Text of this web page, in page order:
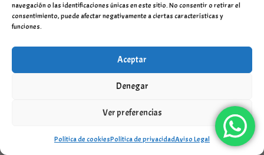
navegación o las identificaciones únicas en este sitio. No consentir o retirar el
consentimiento, puede afectar negativamente a ciertas características y
funciones.
Aceptar
Denegar
Ver preferencias
Política de cookiesPolítica de privacidadAviso Legal
Pantalón Chandal Jogger Niño Gris